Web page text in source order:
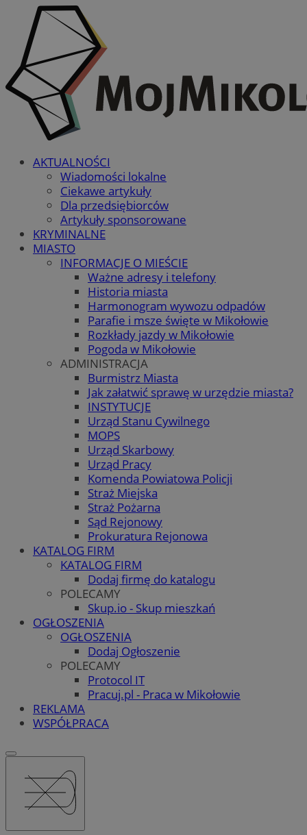
AKTUALNOŚCI
Wiadomości lokalne
Ciekawe artykuły
Dla przedsiębiorców
Artykuły sponsorowane
KRYMINALNE
MIASTO
INFORMACJE O MIEŚCIE
Ważne adresy i telefony
Historia miasta
Harmonogram wywozu odpadów
Parafie i msze święte w Mikołowie
Rozkłady jazdy w Mikołowie
Pogoda w Mikołowie
ADMINISTRACJA
Burmistrz Miasta
Jak załatwić sprawę w urzędzie miasta?
INSTYTUCJE
Urząd Stanu Cywilnego
MOPS
Urząd Skarbowy
Urząd Pracy
Komenda Powiatowa Policji
Straż Miejska
Straż Pożarna
Sąd Rejonowy
Prokuratura Rejonowa
KATALOG FIRM
KATALOG FIRM
Dodaj firmę do katalogu
POLECAMY
Skup.io - Skup mieszkań
OGŁOSZENIA
OGŁOSZENIA
Dodaj Ogłoszenie
POLECAMY
Protocol IT
Pracuj.pl - Praca w Mikołowie
REKLAMA
WSPÓŁPRACA